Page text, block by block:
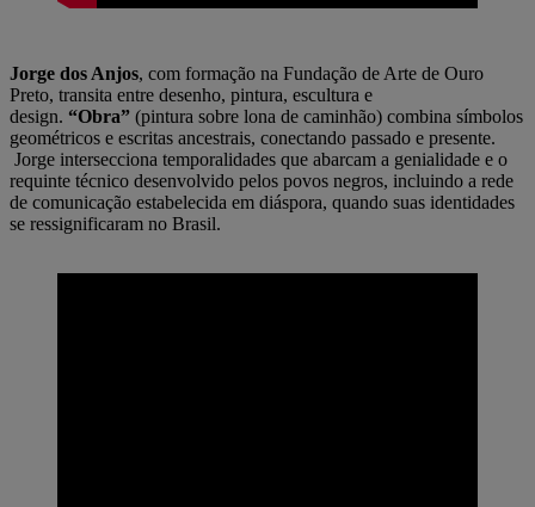
Jorge dos Anjos, com formação na Fundação de Arte de Ouro
Preto, transita entre desenho, pintura, escultura e
design. “Obra” (pintura sobre lona de caminhão) combina símbolos
geométricos e escritas ancestrais, conectando passado e presente.
Jorge intersecciona temporalidades que abarcam a genialidade e o
requinte técnico desenvolvido pelos povos negros, incluindo a rede
de comunicação estabelecida em diáspora, quando suas identidades
se ressignificaram no Brasil.